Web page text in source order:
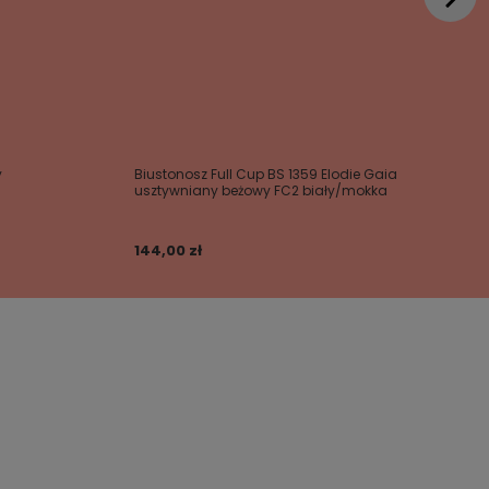
Biustonosz Full Cup BS 1359 Elodie Gaia
usztywniany beżowy FC2 biały/mokka
144,00 zł